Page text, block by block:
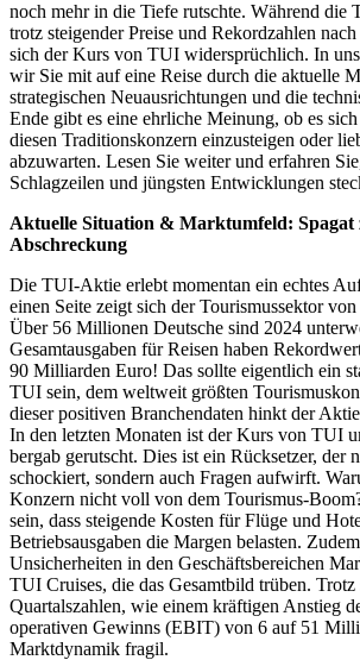
noch mehr in die Tiefe rutschte. Während die
trotz steigender Preise und Rekordzahlen
sich der Kurs von TUI widersprüchlich. In
wir Sie mit auf eine Reise durch die aktuelle
strategischen Neuausrichtungen und die
Ende gibt es eine ehrliche Meinung, ob es
diesen Traditionskonzern einzusteigen oder
abzuwarten. Lesen Sie weiter und erfahren
Schlagzeilen und jüngsten Entwicklungen
Aktuelle Situation & Marktumfeld: Spagat
Abschreckung
Die TUI-Aktie erlebt momentan ein echtes
einen Seite zeigt sich der Tourismussektor von
Über 56 Millionen Deutsche sind 2024
Gesamtausgaben für Reisen haben
90 Milliarden Euro! Das sollte eigentlich ein
TUI sein, dem weltweit größten
dieser positiven Branchendaten hinkt der
In den letzten Monaten ist der Kurs von TUI
bergab gerutscht. Dies ist ein Rücksetzer, der
schockiert, sondern auch Fragen aufwirft.
Konzern nicht voll von dem Tourismus-
sein, dass steigende Kosten für Flüge und
Betriebsausgaben die Margen belasten.
Unsicherheiten in den Geschäftsbereichen
TUI Cruises, die das Gesamtbild trüben. Trotz
Quartalszahlen, wie einem kräftigen Anstieg
operativen Gewinns (EBIT) von 6 auf 51
Marktdynamik fragil.